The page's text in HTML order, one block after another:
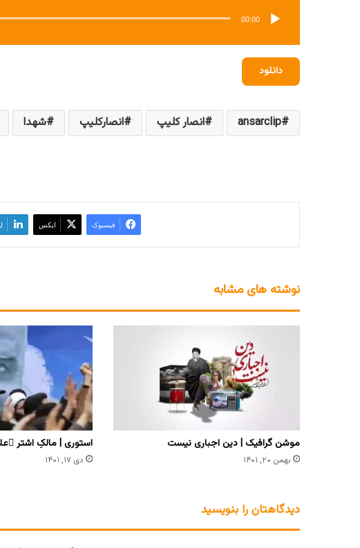
00:00
دانلود
ansarclip انصار کلیپ انصارکلیپ شهدا
فیسبوک ایکس
نوشته های مشابه
موشن گرافیک | دین اجباری نیست
بهمن ۲۰, ۱۴۰۱
استوری | مالکِ اشتر
دی ۱۷, ۱۴۰۱
دیدگاهتان را بنویسید